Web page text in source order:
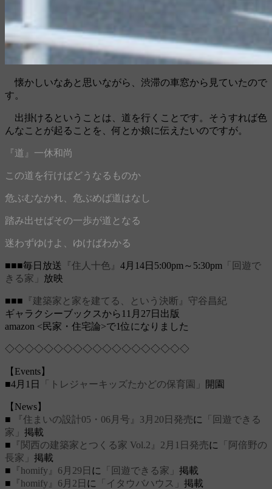
懐かしいなあと思いながら、渋滞の車窓から見ていたので
す。
出掛けるということは、道を行くことです。そうすれば色
んなことが起ることを、何とか娘に伝えたいのですが。
『道』一休和尚
この道を行けばどうなるものか
危ぶむなかれ、危ぶめば道はなし
踏み出せばその一歩が道となる
迷わずゆけよ、ゆけばわかる
■■■毎日放送 『住人十色』 4月14日5:00pm～5:30pm 「回遊で
きる家」 放映
■■■ 『建築家と家を建てる、という決断』守谷昌紀
ギャラクシーブックスから11月27日出版
amazon <民家・住宅論>で1位になりました
◇◇◇◇◇◇◇◇◇◇◇◇◇◇◇◇◇◇◇
【Events】
■4月1日
「トレジャーキッズたかどの保育園」 開園
【News】
■
『住まいの設計05・06月号』3月20日発売に
「回遊できる
家」 掲載
■ 『関西の建築家とつくる家 Vol.2』2月1日発売に
「阿倍野の
長家」 掲載
■ 『homify』6月29日 に 「回遊できる家」 掲載
■ 『homify』6月2日 に 「イタウバハウス」 掲載